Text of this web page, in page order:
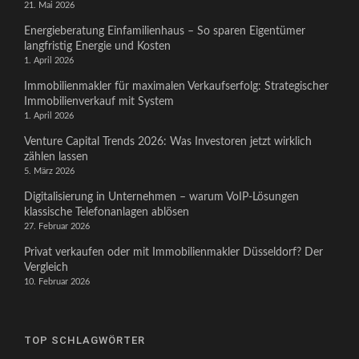
21. Mai 2026
Energieberatung Einfamilienhaus – So sparen Eigentümer
langfristig Energie und Kosten
1. April 2026
Immobilienmakler für maximalen Verkaufserfolg: Strategischer
Immobilienverkauf mit System
1. April 2026
Venture Capital Trends 2026: Was Investoren jetzt wirklich
zählen lassen
5. März 2026
Digitalisierung in Unternehmen – warum VoIP-Lösungen
klassische Telefonanlagen ablösen
27. Februar 2026
Privat verkaufen oder mit Immobilienmakler Düsseldorf? Der
Vergleich
10. Februar 2026
TOP SCHLAGWÖRTER